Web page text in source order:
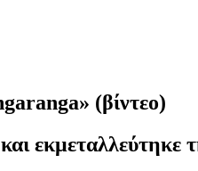
(βίντεο)
εκμεταλλεύτηκε